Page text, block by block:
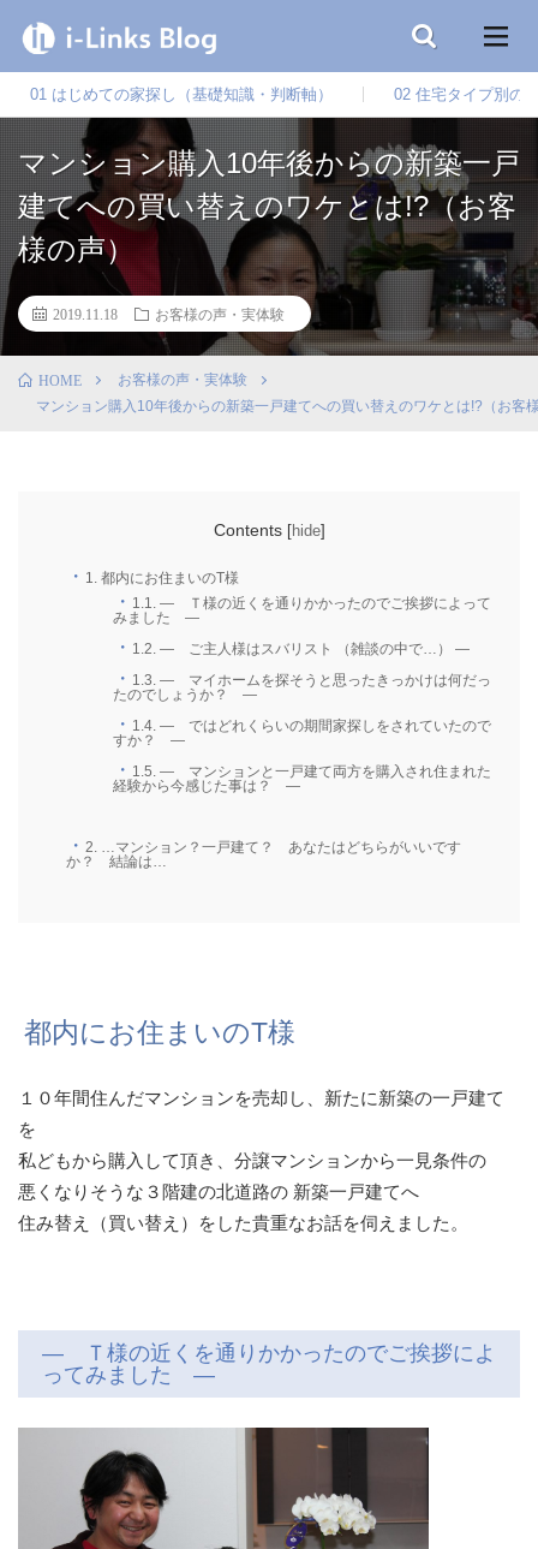
01 はじめての家探し（基礎知識・判断軸） 02 住宅タイプ別の
マンション購入10年後からの新築一戸
建てへの買い替えのワケとは!?（お客
様の声）
2019.11.18 お客様の声・実体験
HOME
お客様の声・実体験
マンション購入10年後からの新築一戸建てへの買い替えのワケとは!?（お客
Contents [hide]
1. 都内にお住まいのT様
1.1.― Ｔ様の近くを通りかかったのでご挨拶によって
みました ―
1.2.― ご主人様はスバリスト （雑談の中で…） ―
1.3.― マイホームを探そうと思ったきっかけは何だっ
たのでしょうか？ ―
1.4.― ではどれくらいの期間家探しをされていたので
すか？ ―
1.5.― マンションと一戸建て両方を購入され住まれた
経験から今感じた事は？ ―
2. …マンション？一戸建て？ あなたはどちらがいいです
か？ 結論は…
都内にお住まいのT様
１０年間住んだマンションを売却し、新たに新築の一戸建て
を
私どもから購入して頂き、分譲マンションから一見条件の
悪くなりそうな３階建の北道路の 新築一戸建てへ
住み替え（買い替え）をした貴重なお話を伺えました。
― Ｔ様の近くを通りかかったのでご挨拶によ
ってみました ―